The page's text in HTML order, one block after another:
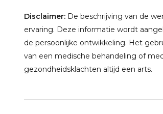
Disclaimer: De beschrijving van de
ervaring. Deze informatie wordt
de persoonlijke ontwikkeling. Het
van een medische behandeling of
gezondheidsklachten altijd een arts.